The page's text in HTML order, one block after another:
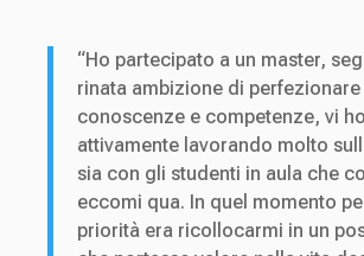
“Ho partecipato a un master,
rinata ambizione di perfezionare
conoscenze e competenze, vi
attivamente lavorando molto
sia con gli studenti in aula che
eccomi qua. In quel momento
priorità era ricollocarmi in un